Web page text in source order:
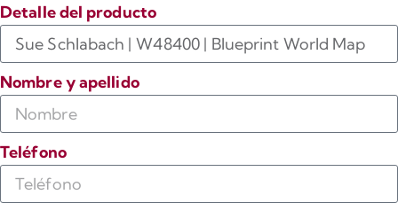
Detalle del producto
Nombre y apellido
Teléfono